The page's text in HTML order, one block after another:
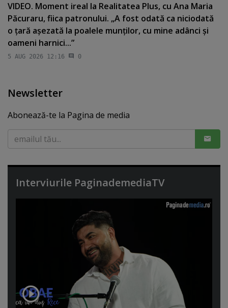
VIDEO. Moment ireal la Realitatea Plus, cu Ana Maria
Păcuraru, fiica patronului. „A fost odată ca niciodată
o ţară aşezată la poalele munţilor, cu mine adânci şi
oameni harnici...”
5 AUG 2026 12:16 0
Newsletter
Abonează-te la Pagina de media
Interviurile PaginademediaTV